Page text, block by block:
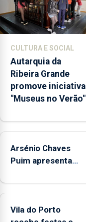
museus
e
núcleos
integrados
na
Rede
Municipal
de
aos
durante
o
de
entre
as
CULTURA E SOCIAL
Autarquia da
Ribeira Grande
promove iniciativa
"Museus no Verão"
Arsénio Chaves
Puim apresenta
de Vila do Porto
Vila do Porto